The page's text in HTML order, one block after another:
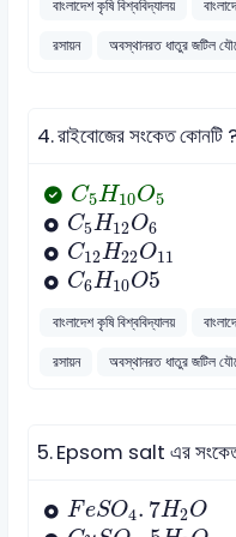
বাংলাদেশ কৃষি বিশ্ববিদ্যালয়
রসায়ন
অবস্থানরত ধাতুর জটিল
4.রাইবোজের সংকেত কোনটি
C5H10O5
C5H 10O
C5H12O6
C5H12O6
C12H22O11
C12H22O 11
C6H10O5
C6H10O5
বাংলাদেশ কৃষি বিশ্ববিদ্যালয়
রসায়ন
অবস্থানরত ধাতুর জটিল
5.Epsom salt এর
F eSO4. 7H2O
FeSO4 7H2O
CuSO4 .5H2O